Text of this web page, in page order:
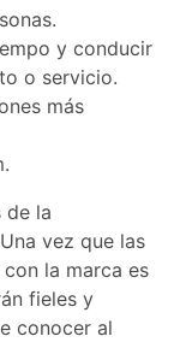
y conducir
o servicio.
más
de la
vez que las
la marca es
fieles y
conocer al